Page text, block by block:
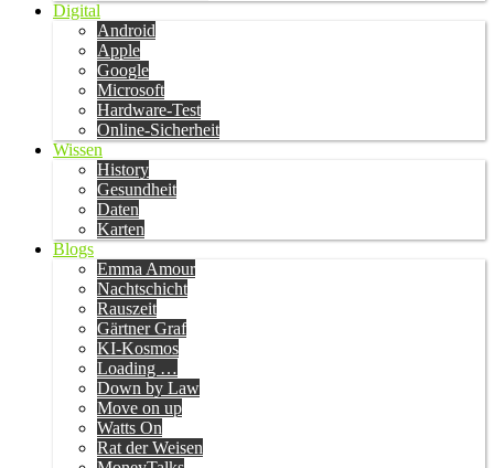
Digital
Android
Apple
Google
Microsoft
Hardware-Test
Online-Sicherheit
Wissen
History
Gesundheit
Daten
Karten
Blogs
Emma Amour
Nachtschicht
Rauszeit
Gärtner Graf
KI-Kosmos
Loading …
Down by Law
Move on up
Watts On
Rat der Weisen